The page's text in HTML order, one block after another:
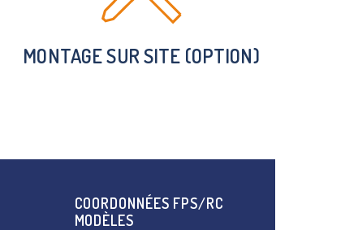
MONTAGE SUR SITE (OPTION)
COORDONNÉES FPS/RC
MODÈLES